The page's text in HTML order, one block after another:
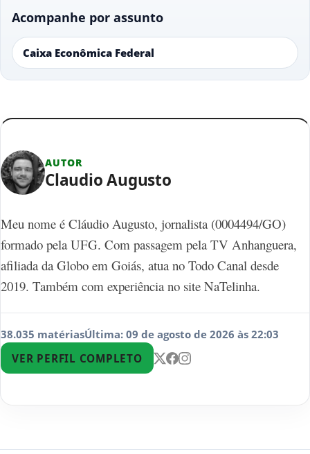
Acompanhe por assunto
Caixa Econômica Federal
AUTOR
Claudio Augusto
Meu nome é Cláudio Augusto, jornalista (0004494/GO)
formado pela UFG. Com passagem pela TV Anhanguera,
afiliada da Globo em Goiás, atua no Todo Canal desde
2019. Também com experiência no site NaTelinha.
38.035 matériasÚltima: 09 de agosto de 2026 às 22:03
VER PERFIL COMPLETO